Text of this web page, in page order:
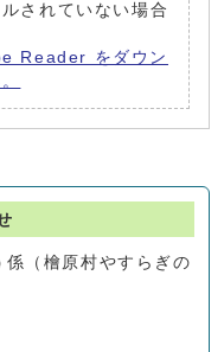
されていない場合
Reader をダウン
（檜原村やすらぎの